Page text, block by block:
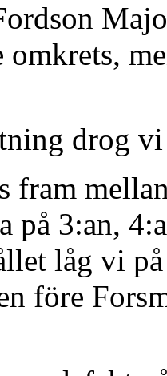
omkrets,
drog
fram
på 3:an,
låg vi
före